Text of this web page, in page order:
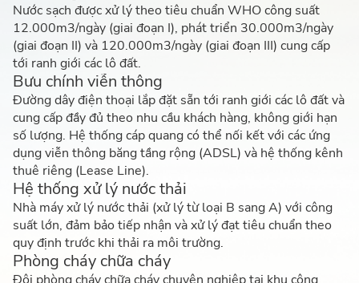
Nước sạch được xử lý theo tiêu chuẩn WHO công suất
12.000m3/ngày (giai đoạn I), phát triển 30.000m3/ngày
(giai đoạn II) và 120.000m3/ngày (giai đoạn III) cung cấp
tới ranh giới các lô đất.
Bưu chính viễn thông
Đường dây điện thoại lắp đặt sẵn tới ranh giới các lô đất và
cung cấp đầy đủ theo nhu cầu khách hàng, không giới hạn
số lượng. Hệ thống cáp quang có thể nối kết với các ứng
dụng viễn thông băng tầng rộng (ADSL) và hệ thống kênh
thuê riêng (Lease Line).
Hệ thống xử lý nước thải
Nhà máy xử lý nước thải (xử lý từ loại B sang A) với công
suất lớn, đảm bảo tiếp nhận và xử lý đạt tiêu chuẩn theo
quy định trước khi thải ra môi trường.
Phòng cháy chữa cháy